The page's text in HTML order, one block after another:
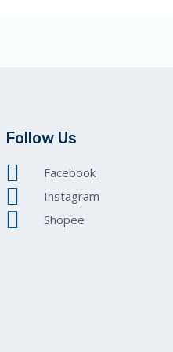
Follow Us
Facebook
Instagram
Shopee